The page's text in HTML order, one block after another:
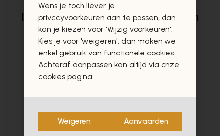
Deze producten zullen u zeker en
vast ook interesseren
Wens je toch liever je
privacyvoorkeuren aan te passen, dan
kan je kiezen voor 'Wijzig voorkeuren'.
Kies je voor 'weigeren', dan maken we
enkel gebruik van functionele cookies.
Achteraf aanpassen kan altijd via onze
cookies pagina.
Weigeren Aanvaarden